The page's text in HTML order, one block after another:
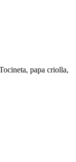
papa criolla,